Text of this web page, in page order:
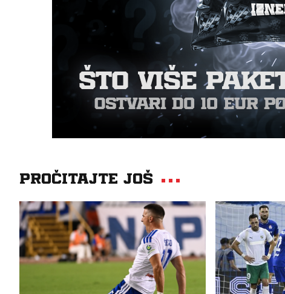
Pročitajte još